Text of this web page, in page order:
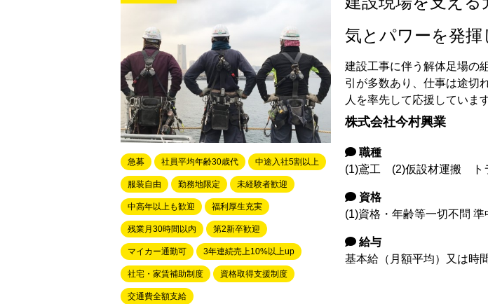
気とパワーを発揮
建設工事に伴う解体足場の
引が多数あり、仕事は途切
人を率先して応援しています
株式会社今村興業
職種
(1)鳶工 (2)仮設材運搬 ト
資格
(1)資格・年齢等一切不問 準
給与
基本給（月額平均）又は時
急募 社員平均年齢30歳代 中途入社5割以上
服装自由 勤務地限定 未経験者歓迎
中高年以上も歓迎 福利厚生充実
残業月30時間以内 第2新卒歓迎
マイカー通勤可 3年連続売上10%以上up
社宅・家賃補助制度 資格取得支援制度
交通費全額支給